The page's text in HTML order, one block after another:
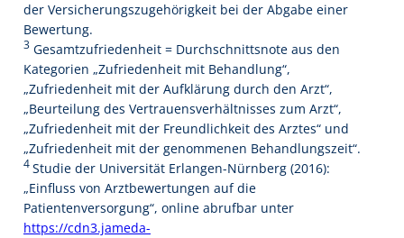
der Versicherungszugehörigkeit bei der Abgabe einer
Bewertung.
3 Gesamtzufriedenheit = Durchschnittsnote aus den
Kategorien „Zufriedenheit mit Behandlung“,
„Zufriedenheit mit der Aufklärung durch den Arzt“,
„Beurteilung des Vertrauensverhältnisses zum Arzt“,
„Zufriedenheit mit der Freundlichkeit des Arztes“ und
„Zufriedenheit mit der genommenen Behandlungszeit“.
4Studie der Universität Erlangen-Nürnberg (2016):
„Einfluss von Arztbewertungen auf die
Patientenversorgung“, online abrufbar unter
https://cdn3.jameda-